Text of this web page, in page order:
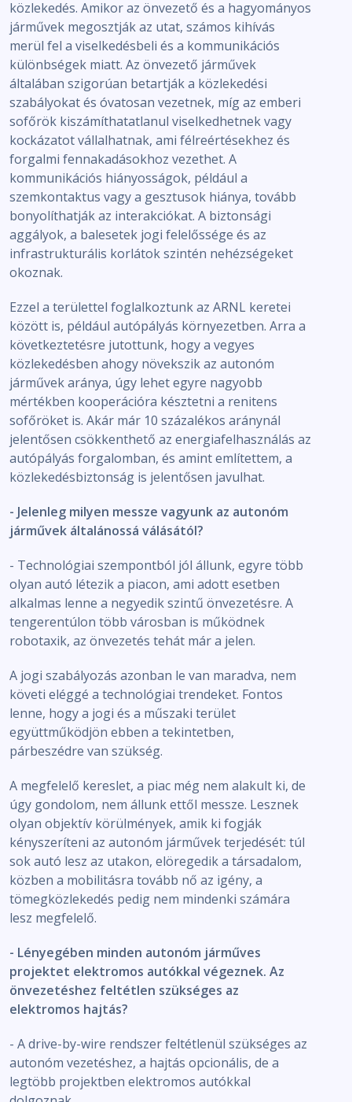
közlekedés. Amikor az önvezető és a hagyományos
járművek megosztják az utat, számos kihívás
merül fel a viselkedésbeli és a kommunikációs
különbségek miatt. Az önvezető járművek
általában szigorúan betartják a közlekedési
szabályokat és óvatosan vezetnek, míg az emberi
sofőrök kiszámíthatatlanul viselkedhetnek vagy
kockázatot vállalhatnak, ami félreértésekhez és
forgalmi fennakadásokhoz vezethet. A
kommunikációs hiányosságok, például a
szemkontaktus vagy a gesztusok hiánya, tovább
bonyolíthatják az interakciókat. A biztonsági
aggályok, a balesetek jogi felelőssége és az
infrastrukturális korlátok szintén nehézségeket
okoznak.
Ezzel a területtel foglalkoztunk az ARNL keretei
között is, például autópályás környezetben. Arra a
következtetésre jutottunk, hogy a vegyes
közlekedésben ahogy növekszik az autonóm
járművek aránya, úgy lehet egyre nagyobb
mértékben kooperációra késztetni a renitens
sofőröket is. Akár már 10 százalékos aránynál
jelentősen csökkenthető az energiafelhasználás az
autópályás forgalomban, és amint említettem, a
közlekedésbiztonság is jelentősen javulhat.
- Jelenleg milyen messze vagyunk az autonóm
járművek általánossá válásától?
- Technológiai szempontból jól állunk, egyre több
olyan autó létezik a piacon, ami adott esetben
alkalmas lenne a negyedik szintű önvezetésre. A
tengerentúlon több városban is működnek
robotaxik, az önvezetés tehát már a jelen.
A jogi szabályozás azonban le van maradva, nem
követi eléggé a technológiai trendeket. Fontos
lenne, hogy a jogi és a műszaki terület
együttműködjön ebben a tekintetben,
párbeszédre van szükség.
A megfelelő kereslet, a piac még nem alakult ki, de
úgy gondolom, nem állunk ettől messze. Lesznek
olyan objektív körülmények, amik ki fogják
kényszeríteni az autonóm járművek terjedését: túl
sok autó lesz az utakon, elöregedik a társadalom,
közben a mobilitásra tovább nő az igény, a
tömegközlekedés pedig nem mindenki számára
lesz megfelelő.
- Lényegében minden autonóm járműves
projektet elektromos autókkal végeznek. Az
önvezetéshez feltétlen szükséges az
elektromos hajtás?
- A drive-by-wire rendszer feltétlenül szükséges az
autonóm vezetéshez, a hajtás opcionális, de a
legtöbb projektben elektromos autókkal